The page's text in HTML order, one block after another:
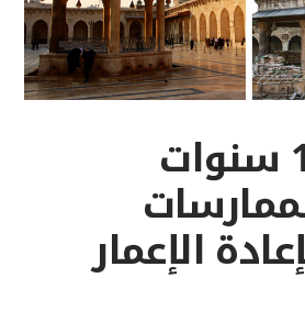
تحدي الـ10 سنوات
الإعمار